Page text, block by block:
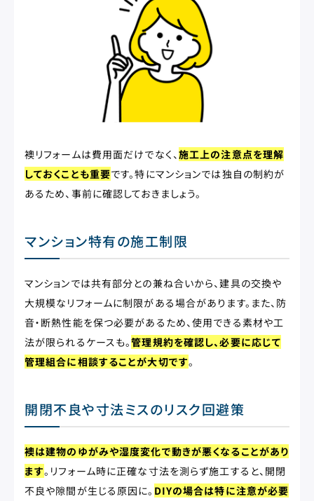
襖リフォームは費用面だけでなく、施工上の注意点を理解
しておくことも重要です。特にマンションでは独自の制約が
あるため、事前に確認しておきましょう。
マンション特有の施工制限
マンションでは共有部分との兼ね合いから、建具の交換や
大規模なリフォームに制限がある場合があります。また、防
音・断熱性能を保つ必要があるため、使用できる素材や工
法が限られるケースも。管理規約を確認し、必要に応じて
管理組合に相談することが大切です。
開閉不良や寸法ミスのリスク回避策
襖は建物のゆがみや湿度変化で動きが悪くなることがあり
ます。リフォーム時に正確な寸法を測らず施工すると、開閉
不良や隙間が生じる原因に。 DIYの場合は特に注意が必要